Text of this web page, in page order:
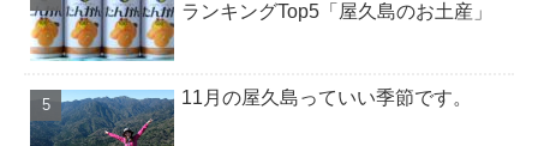
ランキングTop5「屋久島のお土産」
11月の屋久島っていい季節です。